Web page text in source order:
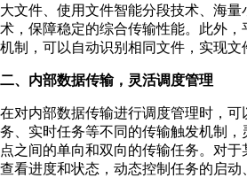
大文件、使用文件智能分段技术、海
术，保障稳定的综合传输性能。此外，
机制，可以自动识别相同文件，实现文
二、内部数据传输，灵活调度管理
在对内部数据传输进行调度管理时，
务、实时任务等不同的传输触发机制
点之间的单向和双向的传输任务。对
查看进度和状态，动态控制任务的启